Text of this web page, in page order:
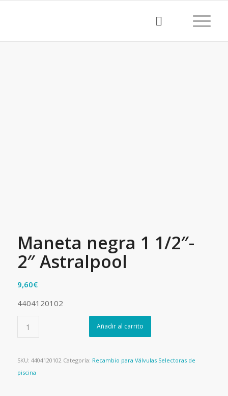
Maneta negra 1 1/2″-
2″ Astralpool
9,60€
4404120102
Añadir al carrito
SKU: 4404120102 Categoría: Recambio para Válvulas Selectoras de
piscina